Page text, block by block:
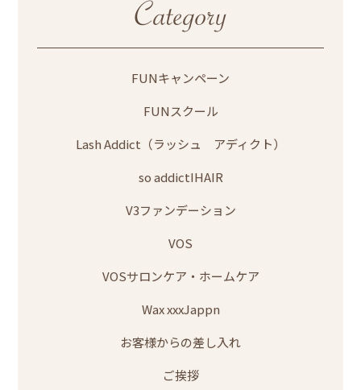
FUNキャンペーン
FUNスクール
Lash Addict（ラッシュ アディクト）
so addictIHAIR
V3ファンデーション
VOS
VOSサロンケア・ホームケア
Wax xxxJappn
お客様からの差し入れ
ご挨拶